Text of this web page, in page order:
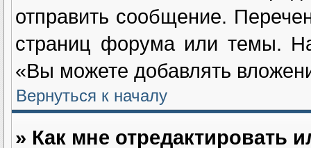
отправить сообщение.
страниц форума или темы.
«Вы можете добавлять
Вернуться к началу
» Как мне отредактировать